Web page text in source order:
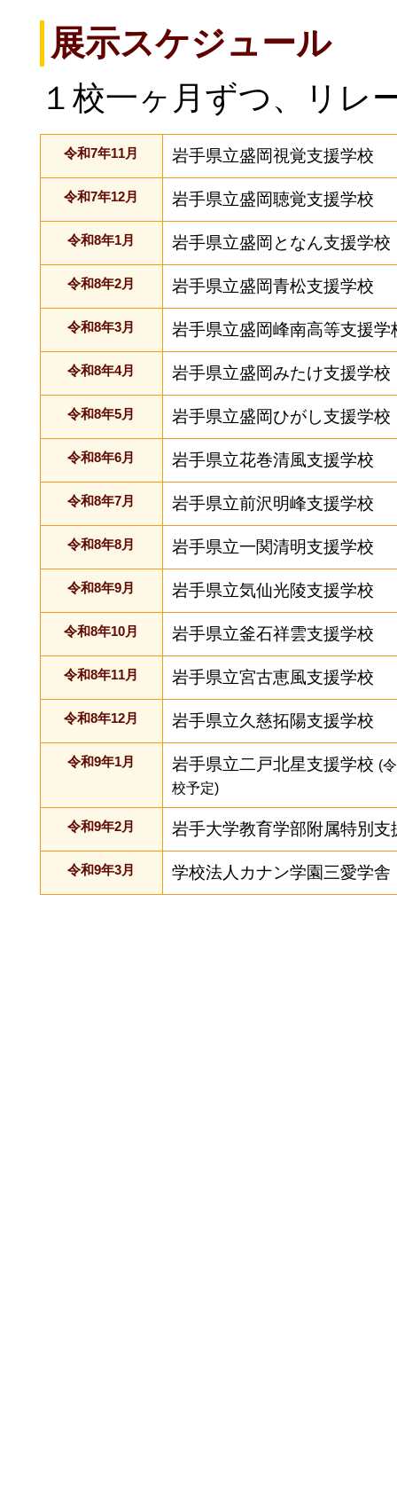
展示スケジュール
１校一ヶ月ずつ、リレ
令和7年11月 岩手県立盛岡視覚支援学校
令和7年12月 岩手県立盛岡聴覚支援学校
令和8年1月 岩手県立盛岡となん支援学校
令和8年2月 岩手県立盛岡青松支援学校
令和8年3月 岩手県立盛岡峰南高等支援学
令和8年4月 岩手県立盛岡みたけ支援学校
令和8年5月 岩手県立盛岡ひがし支援学校
令和8年6月 岩手県立花巻清風支援学校
令和8年7月 岩手県立前沢明峰支援学校
令和8年8月 岩手県立一関清明支援学校
令和8年9月 岩手県立気仙光陵支援学校
令和8年10月 岩手県立釜石祥雲支援学校
令和8年11月 岩手県立宮古恵風支援学校
令和8年12月 岩手県立久慈拓陽支援学校
令和9年1月 岩手県立二戸北星支援学校 (
校予定)
令和9年2月 岩手大学教育学部附属特別支
令和9年3月 学校法人カナン学園三愛学舎